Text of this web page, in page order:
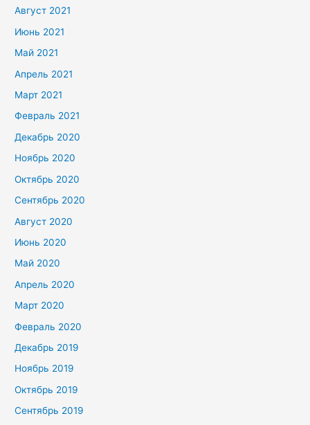
Август 2021
Июнь 2021
Май 2021
Апрель 2021
Март 2021
Февраль 2021
Декабрь 2020
Ноябрь 2020
Октябрь 2020
Сентябрь 2020
Август 2020
Июнь 2020
Май 2020
Апрель 2020
Март 2020
Февраль 2020
Декабрь 2019
Ноябрь 2019
Октябрь 2019
Сентябрь 2019